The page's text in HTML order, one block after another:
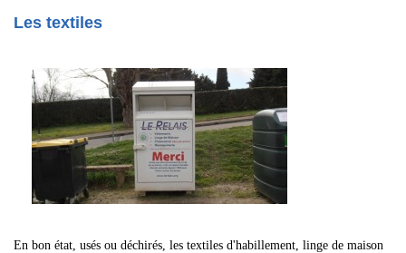
Les textiles
En bon état, usés ou déchirés, les textiles d'habillement, linge de maison